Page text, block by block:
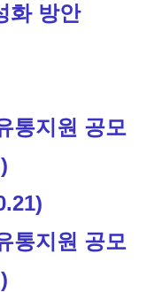
화 방안
통지원 공모
통지원 공모